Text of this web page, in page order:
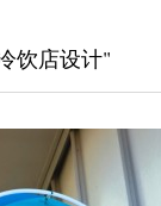
饮店设计"